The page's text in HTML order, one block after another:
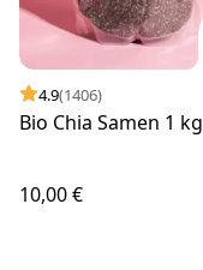
4.9(1406)
Bio Chia Samen 1 kg
10,00 €